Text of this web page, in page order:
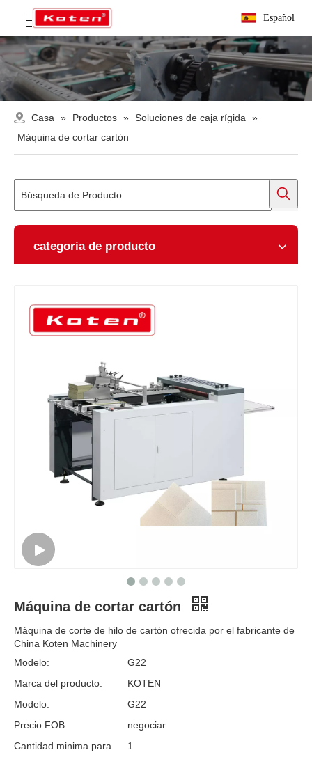
Español
Casa » Productos » Soluciones de caja rígida »
Máquina de cortar cartón
categoria de producto
Máquina de cortar cartón
Máquina de corte de hilo de cartón ofrecida por el fabricante de
China Koten Machinery
Modelo:
G22
Marca del producto:
KOTEN
Modelo:
G22
Precio FOB:
negociar
Cantidad minima para
1